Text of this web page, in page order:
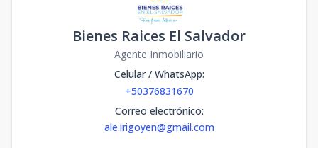
Bienes Raices El Salvador
Agente Inmobiliario
Celular / WhatsApp:
+50376831670
Correo electrónico:
ale.irigoyen@gmail.com